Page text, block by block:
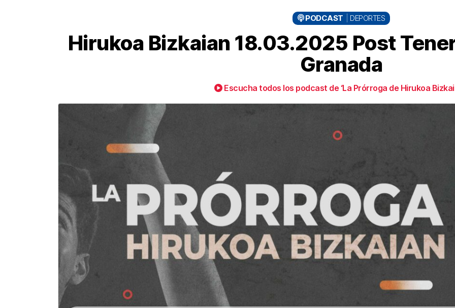
PODCAST DEPORTES
Hirukoa Bizkaian 18.03.2025 Post
Granada
Escucha todos los podcast de ‘La Prórroga de Hirukoa